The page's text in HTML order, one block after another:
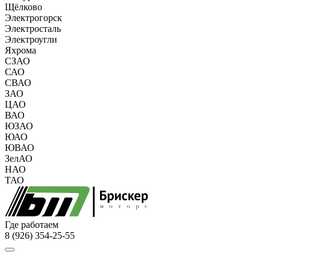
Щёлково
Электрогорск
Электросталь
Электроугли
Яхрома
СЗАО
САО
СВАО
ЗАО
ЦАО
ВАО
ЮЗАО
ЮАО
ЮВАО
ЗелАО
НАО
ТАО
Где работаем
8 (926) 354-25-55